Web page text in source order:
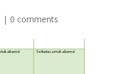
| 0 comments